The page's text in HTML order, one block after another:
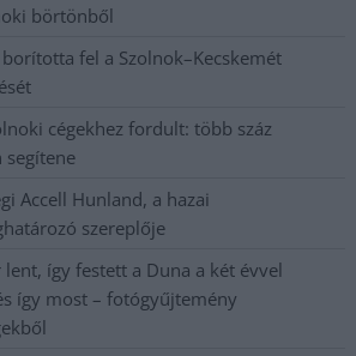
börtönből
fel a Szolnok–Kecskemét
cégekhez fordult: több száz
segítene
Accell Hunland, a hazai
szereplője
lent, így festett a Duna a két évvel
így most – fotógyűjtemény